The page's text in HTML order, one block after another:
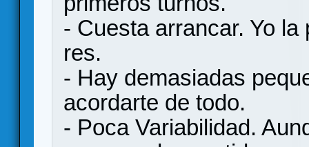
- Cuesta arrancar. Yo
res.
- Hay demasiadas
acordarte de todo.
- Poca Variabilidad.